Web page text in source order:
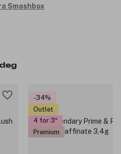
Smashbox
-34%
Outlet
4 for 3
Premium